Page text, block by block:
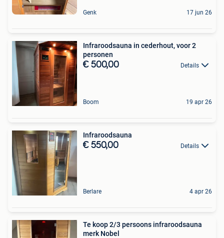
Genk 17 jun 26
Infraroodsauna in cederhout, voor 2
personen
€ 500,00 Details
Boom 19 apr 26
Infraroodsauna
€ 550,00 Details
Berlare 4 apr 26
Te koop 2/3 persoons infraroodsauna
merk Nobel